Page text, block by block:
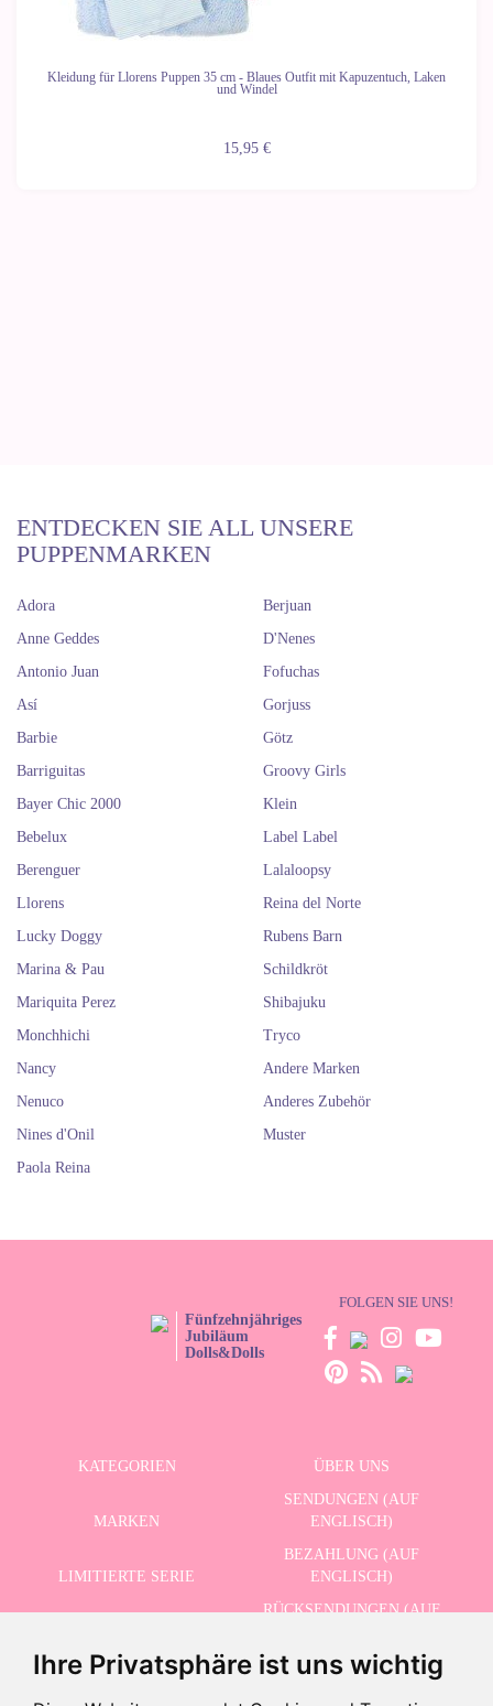
Ihre Privatsphäre ist uns wichtig
Kleidung für Llorens Puppen 35 cm - Blaues Outfit mit Kapuzentuch, Laken
und Windel
15,95 €
ENTDECKEN SIE ALL UNSERE
PUPPENMARKEN
Adora
Anne Geddes
Antonio Juan
Así
Barbie
Barriguitas
Bayer Chic 2000
Bebelux
Berenguer
Berjuan
D'Nenes
Fofuchas
Gorjuss
Götz
Groovy Girls
Klein
Label Label
Lalaloopsy
Llorens
Lucky Doggy
Marina & Pau
Mariquita Perez
Monchhichi
Nancy
Nenuco
Nines d'Onil
Paola Reina
Reina del Norte
Rubens Barn
Schildkröt
Shibajuku
Tryco
Andere Marken
Anderes Zubehör
Muster
Fünfzehnjähriges
Jubiläum
Dolls&Dolls
FOLGEN SIE UNS!
KATEGORIEN ÜBER UNS
MARKEN
SENDUNGEN (AUF
ENGLISCH)
LIMITIERTE SERIE
BEZAHLUNG (AUF
ENGLISCH)
RÜCKSENDUNGEN (AUF
SCHLUSSVERKAUF
KONTAKT